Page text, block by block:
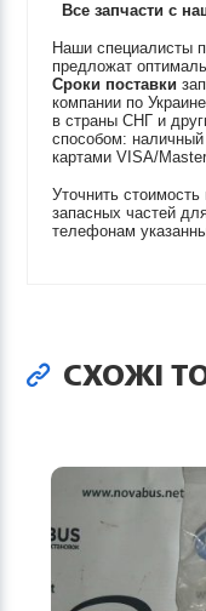
Все запчасти с
Наши специалисты
предложат
Сроки поставки
компании по
в страны СНГ и
способом:
картами VISA/
Уточнить
запасных частей
телефонам
СХОЖІ